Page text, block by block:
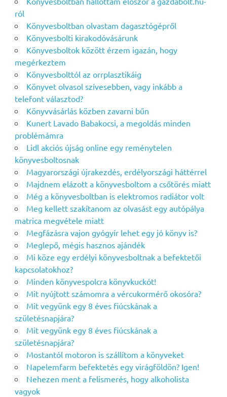
ról
Könyvesboltban olvastam dagasztógépről
Könyvesbolti kirakodóvásárunk
Könyvesboltok között érzem igazán, hogy
megérkeztem
Könyvesbolttól az orrplasztikáig
Könyvet olvasol szívesebben, vagy inkább a
telefont választod?
Könyvvásárlás közben zavarni bűn
Kunert Lavado Babakocsi, a megoldás minden
problémámra
Lidl akciós újság online egy reménytelen
könyvesboltosnak
Magyarországi újrakezdés, erdélyországi háttérrel
Majdnem elázott a könyvesboltom a csőtörés miatt
Még a könyvesboltban is elektromos radiátor volt
Meg kellett szakítanom az olvasást egy autópálya
matrica megvétele miatt
Megfázásra vajon gyógyír lehet egy jó könyv is?
Meglepő, mégis hasznos ajándék
Mi köze egy erdélyi könyvesboltnak a befektetői
kapcsolatokhoz?
Minden könyvespolcra könyvkuckót!
Mit nyújtott számomra a vércukormérő okosóra?
Mit vegyünk egy 8 éves fiúcskának a
születésnapjára?
Mit vegyünk egy 8 éves fiúcskának a
születésnapjára?
Mostantól motoron is szállítom a könyveket
Napelemfarm befektetés egy virágföldön? Igen!
Nehezen ment a felismerés, hogy alkoholista
vagyok